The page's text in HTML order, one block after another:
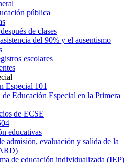
pública
de clases
del 90% y el ausentismo
escolares
Especial 101
de Educación Especial en la Primera
de ECSE
educativas
admisión, evaluación y salida de la
de educación individualizada (IEP)